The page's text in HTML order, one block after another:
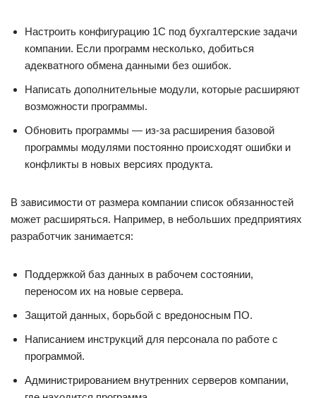
Настроить конфигурацию 1С под бухгалтерские задачи
компании. Если программ несколько, добиться
адекватного обмена данными без ошибок.
Написать дополнительные модули, которые расширяют
возможности программы.
Обновить программы — из-за расширения базовой
программы модулями постоянно происходят ошибки и
конфликты в новых версиях продукта.
В зависимости от размера компании список обязанностей
может расширяться. Например, в небольших предприятиях
разработчик занимается:
Поддержкой баз данных в рабочем состоянии,
переносом их на новые сервера.
Защитой данных, борьбой с вредоносным ПО.
Написанием инструкций для персонала по работе с
программой.
Администрированием внутренних серверов компании,